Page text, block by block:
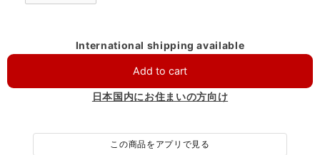
International shipping available
Add to cart
日本国内にお住まいの方向け
この商品をアプリで見る